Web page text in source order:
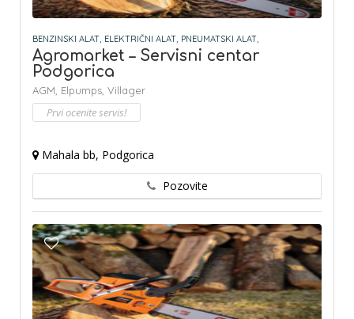
BENZINSKI ALAT, ELEKTRIČNI ALAT, PNEUMATSKI ALAT,
Agromarket – Servisni centar
Podgorica
AGM, Elpumps, Villager
Prvi ocenite servis!
Mahala bb, Podgorica
Pozovite